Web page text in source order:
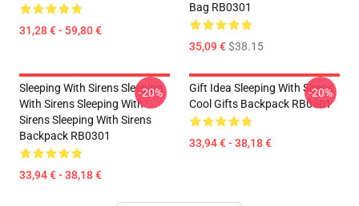
31,28 € - 59,80 €
Bag RB0301
35,09 €$38.15
Sleeping With Sirens Sleeping
With Sirens Sleeping With
Sirens Sleeping With Sirens
Backpack RB0301
33,94 € - 38,18 €
-20%
Gift Idea Sleeping With Sirens
Cool Gifts Backpack RB0301
33,94 € - 38,18 €
-20%